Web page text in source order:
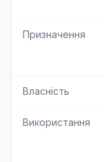
Призначення
Власність
Використання